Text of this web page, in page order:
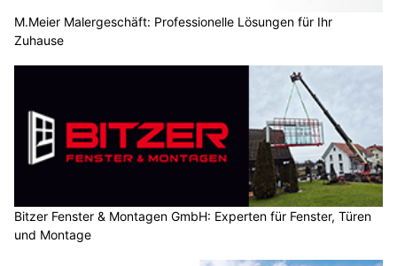
M.Meier Malergeschäft: Professionelle Lösungen für Ihr
Zuhause
Bitzer Fenster & Montagen GmbH: Experten für Fenster, Türen
und Montage